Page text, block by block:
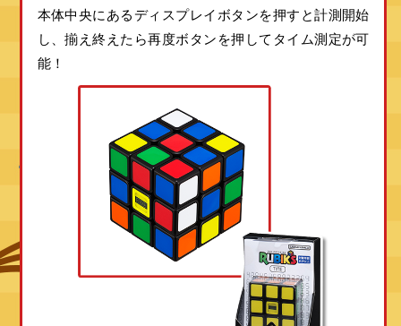
本体中央にあるディスプレイボタンを押すと計測開始
し、揃え終えたら再度ボタンを押してタイム測定が可
能！